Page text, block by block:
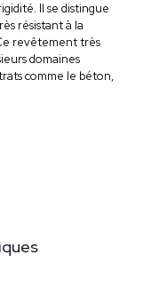
Il se distingue
résistant à la
revêtement très
domaines
comme le béton,